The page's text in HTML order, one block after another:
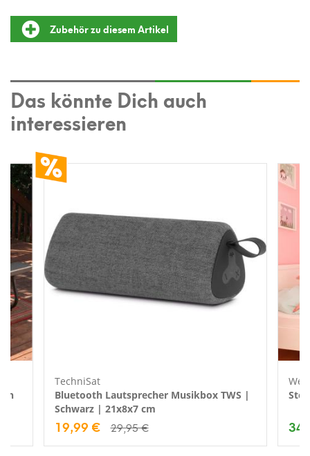
Zubehör zu diesem Artikel
Das könnte Dich auch
interessieren
TechniSat
Bluetooth Lautsprecher Musikbox TWS |
Schwarz | 21x8x7 cm
19,99 € 29,95 €